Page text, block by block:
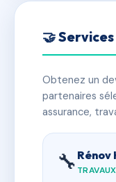
🤝
Obtenez un
partenaires
assurance,
🔧